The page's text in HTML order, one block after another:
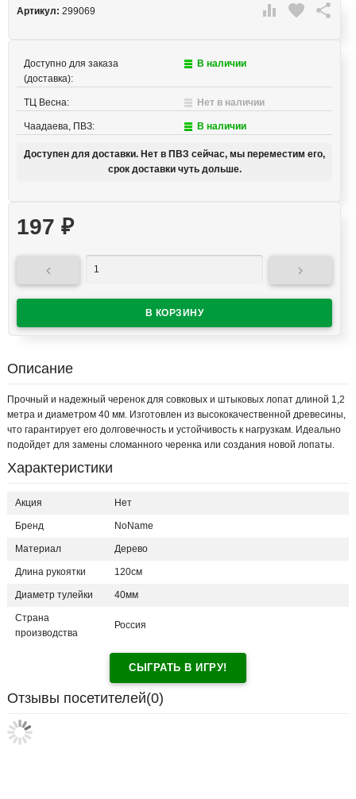
 favorite 
Артикул: 299069
Доступно для заказа
(доставка):
В наличии
ТЦ Весна: Нет в наличии
Чаадаева, ПВЗ: В наличии
Доступен для доставки. Нет в ПВЗ сейчас, мы переместим его,
срок доставки чуть дольше.
197 ₽
 
Описание
Прочный и надежный черенок для совковых и штыковых лопат длиной 1,2
метра и диаметром 40 мм. Изготовлен из высококачественной древесины,
что гарантирует его долговечность и устойчивость к нагрузкам. Идеально
подойдет для замены сломанного черенка или создания новой лопаты.
Характеристики
Акция Нет
Бренд NoName
Материал Дерево
Длина рукоятки 120см
Диаметр тулейки 40мм
Страна
производства
Россия
СЫГРАТЬ В ИГРУ!
Отзывы посетителей(0)